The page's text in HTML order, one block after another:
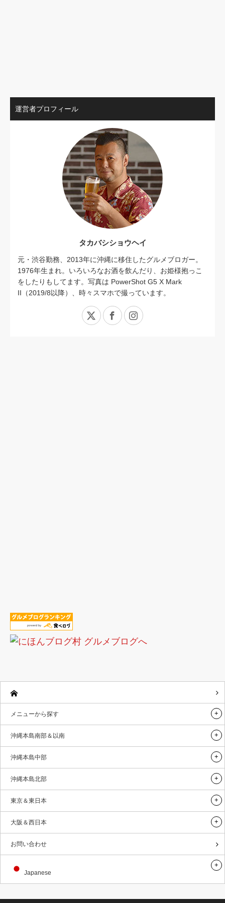
運営者プロフィール
タカバシショウヘイ
元・渋谷勤務、2013年に沖縄に移住したグルメブロガー。
1976年生まれ。いろいろなお酒を飲んだり、お姫様抱っこ
をしたりもしてます。写真は PowerShot G5 X Mark
II（2019/8以降）、時々スマホで撮っています。
X FacebookInstagram
メニューから探す
沖縄本島南部＆以南
沖縄本島中部
沖縄本島北部
東京＆東日本
大阪＆西日本
お問い合わせ
Japanese